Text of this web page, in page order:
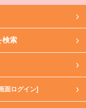
検索
面ログイン]